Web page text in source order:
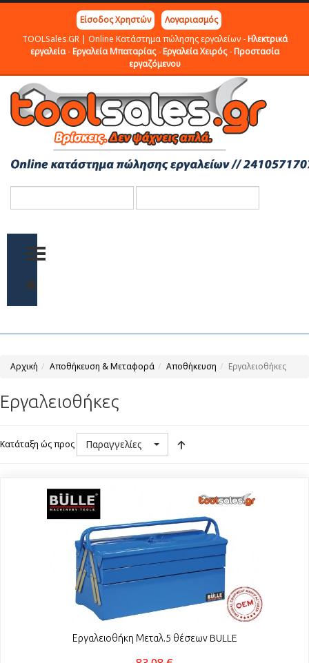
Είσοδος Χρηστών
Λογαριασμός
TOOLSales.GR | Online Κατάστημα πώλησης εργαλείων -Ηλεκτρικά
εργαλεία-Εργαλεία Μπαταρίας-Εργαλεία Χειρός-Προστασία
εργαζόμενου
TOGGLE MENU
Αρχική Αποθήκευση & Μεταφορά Αποθήκευση Εργαλειοθήκες
Εργαλειοθήκες
Κατάταξη ώς προς Παραγγελίες
Εργαλειοθήκη Μεταλ.5 θέσεων BULLE